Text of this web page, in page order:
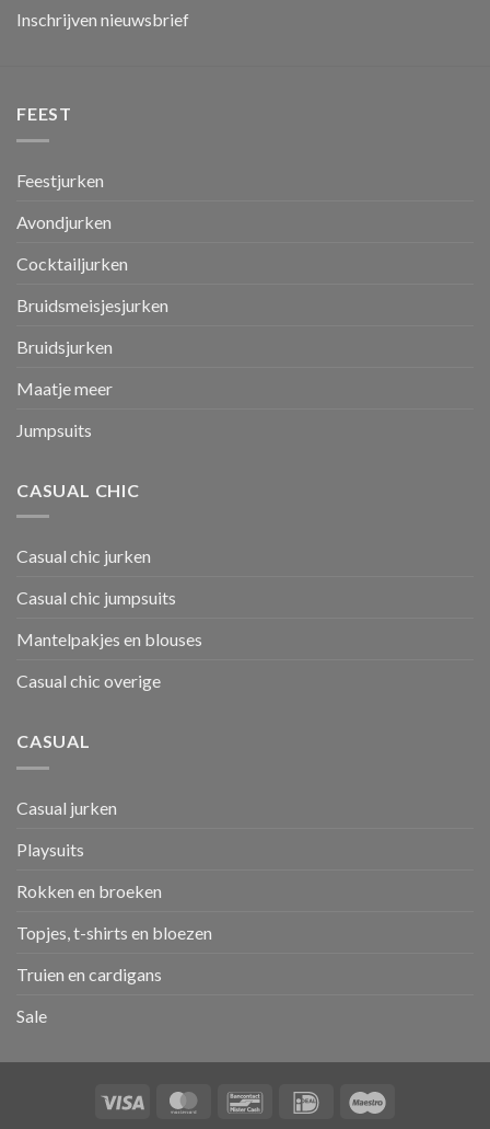
Inschrijven nieuwsbrief
FEEST
Feestjurken
Avondjurken
Cocktailjurken
Bruidsmeisjesjurken
Bruidsjurken
Maatje meer
Jumpsuits
CASUAL CHIC
Casual chic jurken
Casual chic jumpsuits
Mantelpakjes en blouses
Casual chic overige
CASUAL
Casual jurken
Playsuits
Rokken en broeken
Topjes, t-shirts en bloezen
Truien en cardigans
Sale
Visa MasterCardBancontactIDeal